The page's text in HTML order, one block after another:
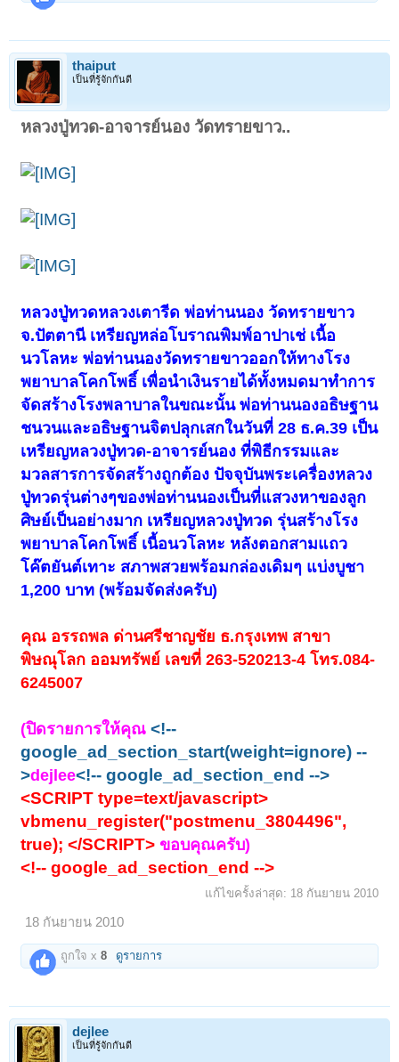
thaiput
เป็นที่รู้จักกันดี
หลวงปู่ทวด-อาจารย์นอง วัดทรายขาว..
หลวงปู่ทวดหลวงเตารีด พ่อท่านนอง วัดทรายขาว
จ.ปัตตานี เหรียญหล่อโบราณพิมพ์อาปาเช่ เนื้อ
นวโลหะ พ่อท่านนองวัดทรายขาวออกให้ทางโรง
พยาบาลโคกโพธิ์ เพื่อนำเงินรายได้ทั้งหมดมาทำการ
จัดสร้างโรงพลาบาลในขณะนั้น พ่อท่านนองอธิษฐาน
ชนวนและอธิษฐานจิตปลุกเสกในวันที่ 28 ธ.ค.39 เป็น
เหรียญหลวงปู่ทวด-อาจารย์นอง ที่พิธีกรรมและ
มวลสารการจัดสร้างถูกต้อง ปัจจุบันพระเครื่องหลวง
ปู่ทวดรุ่นต่างๆของพ่อท่านนองเป็นที่แสวงหาของลูก
ศิษย์เป็นอย่างมาก เหรียญหลวงปู่ทวด รุ่นสร้างโรง
พยาบาลโคกโพธิ์ เนื้อนวโลหะ หลังตอกสามแถว
โค๊ตยันต์เทาะ สภาพสวยพร้อมกล่องเดิมๆ แบ่งบูชา
1,200 บาท (พร้อมจัดส่งครับ)
คุณ อรรถพล ด่านศรีชาญชัย ธ.กรุงเทพ สาขา
พิษณุโลก ออมทรัพย์ เลขที่ 263-520213-4 โทร.084-
6245007
(ปิดรายการให้คุณ<!--
google_ad_section_start(weight=ignore) --
>dejlee<!-- google_ad_section_end -->
<SCRIPT type=text/javascript>
vbmenu_register("postmenu_3804496",
true); </SCRIPT> ขอบคุณครับ)
<!-- google_ad_section_end -->
แก้ไขครั้งล่าสุด: 18 กันยายน 2010
18 กันยายน 2010
ถูกใจ x8 ดูรายการ
dejlee
เป็นที่รู้จักกันดี